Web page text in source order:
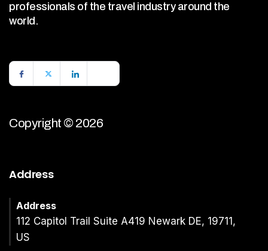
professionals of the travel industry around the
world.
Copyright © 2026
Address
Address
112 Capitol Trail Suite A419 Newark DE, 19711,
US